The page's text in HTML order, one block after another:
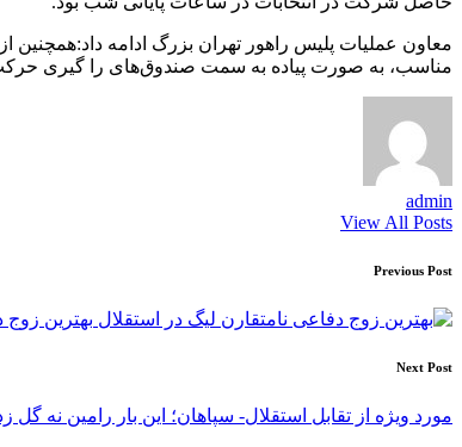
معاون عملیات پلیس راهور تهران بزرگ ادامه
مناسب، به صورت پیاده به سمت صندوق‌های را گیری
admin
View All Posts
Post
navigation
Previous Post
بهترین زوج
Next Post
مورد ویژه از تقابل استقلال- سپاهان؛ این بار رامین نه